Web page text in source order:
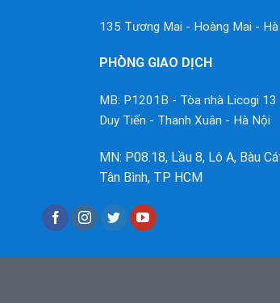
135 Tương Mai - Hoàng Mai -
PHÒNG GIAO DỊCH
MB: P1201B - Tòa nhà Licogi
Duy Tiến - Thanh Xuân - Hà Nội
MN: P08.18, Lầu 8, Lô A, Bàu
Tân Bình, TP HCM